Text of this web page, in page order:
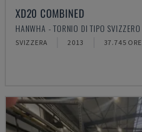
XD20 COMBINED
HANWHA - TORNIO DI TIPO SVIZZERO
SVIZZERA 2013 37.745 ORE